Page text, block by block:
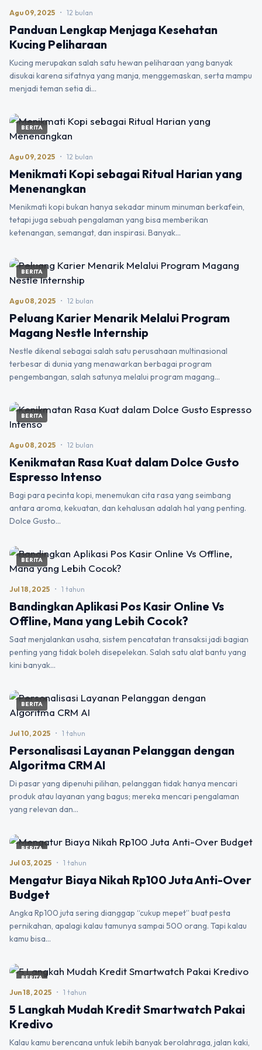
Agu 09, 2025 • 12 bulan
Panduan Lengkap Menjaga Kesehatan
Kucing Peliharaan
Kucing merupakan salah satu hewan peliharaan yang banyak
disukai karena sifatnya yang manja, menggemaskan, serta mampu
menjadi teman setia di…
BERITA
Agu 09, 2025 • 12 bulan
Menikmati Kopi sebagai Ritual Harian yang
Menenangkan
Menikmati kopi bukan hanya sekadar minum minuman berkafein,
tetapi juga sebuah pengalaman yang bisa memberikan
ketenangan, semangat, dan inspirasi. Banyak…
BERITA
Agu 08, 2025 • 12 bulan
Peluang Karier Menarik Melalui Program
Magang Nestle Internship
Nestle dikenal sebagai salah satu perusahaan multinasional
terbesar di dunia yang menawarkan berbagai program
pengembangan, salah satunya melalui program magang…
BERITA
Agu 08, 2025 • 12 bulan
Kenikmatan Rasa Kuat dalam Dolce Gusto
Espresso Intenso
Bagi para pecinta kopi, menemukan cita rasa yang seimbang
antara aroma, kekuatan, dan kehalusan adalah hal yang penting.
Dolce Gusto…
BERITA
Jul 18, 2025 • 1 tahun
Bandingkan Aplikasi Pos Kasir Online Vs
Offline, Mana yang Lebih Cocok?
Saat menjalankan usaha, sistem pencatatan transaksi jadi bagian
penting yang tidak boleh disepelekan. Salah satu alat bantu yang
kini banyak…
BERITA
Jul 10, 2025 • 1 tahun
Personalisasi Layanan Pelanggan dengan
Algoritma CRM AI
Di pasar yang dipenuhi pilihan, pelanggan tidak hanya mencari
produk atau layanan yang bagus; mereka mencari pengalaman
yang relevan dan…
BERITA
Jul 03, 2025 • 1 tahun
Mengatur Biaya Nikah Rp100 Juta Anti-Over
Budget
Angka Rp100 juta sering dianggap “cukup mepet” buat pesta
pernikahan, apalagi kalau tamunya sampai 500 orang. Tapi kalau
kamu bisa…
BERITA
Jun 18, 2025 • 1 tahun
5 Langkah Mudah Kredit Smartwatch Pakai
Kredivo
Kalau kamu berencana untuk lebih banyak berolahraga, jalan kaki,